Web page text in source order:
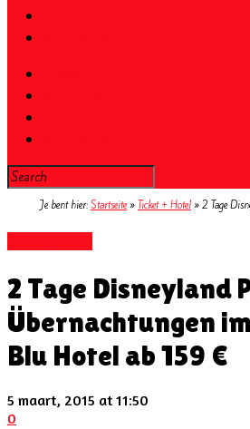
Je bent hier:Startseite»Ticket + Hotel»2 Tage
2 Tage Disneyland
Übernachtungen
Blu Hotel ab 159 €
5 maart, 2015 at 11:50
0